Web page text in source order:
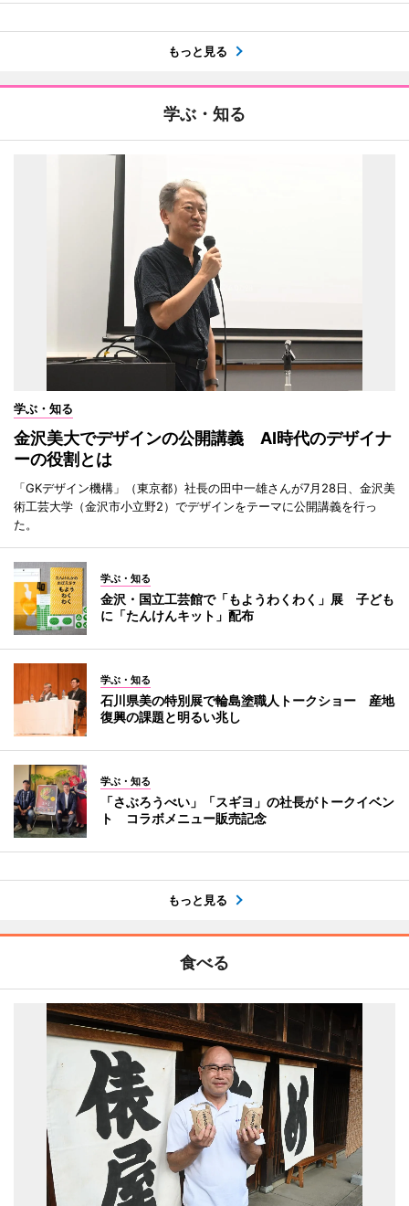
もっと見る
学ぶ・知る
学ぶ・知る
金沢美大でデザインの公開講義 AI時代のデザイナ
ーの役割とは
「GKデザイン機構」（東京都）社長の田中一雄さんが7月28日、金沢美
術工芸大学（金沢市小立野2）でデザインをテーマに公開講義を行っ
た。
学ぶ・知る
金沢・国立工芸館で「もようわくわく」展 子ども
に「たんけんキット」配布
学ぶ・知る
石川県美の特別展で輪島塗職人トークショー 産地
復興の課題と明るい兆し
学ぶ・知る
「さぶろうべい」「スギヨ」の社長がトークイベン
ト コラボメニュー販売記念
もっと見る
食べる